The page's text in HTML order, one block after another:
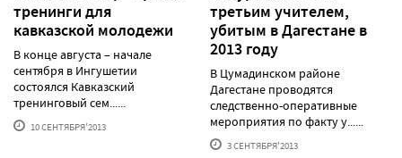
тренинги для
кавказской молодежи
В конце августа – начале
сентября в Ингушетии
состоялся Кавказский
тренинговый сем......
10 СЕНТЯБРЯ'2013
третьим учителем,
убитым в Дагестане в
2013 году
В Цумадинском районе
Дагестане проводятся
следственно-оперативные
мероприятия по факту у......
3 СЕНТЯБРЯ'2013